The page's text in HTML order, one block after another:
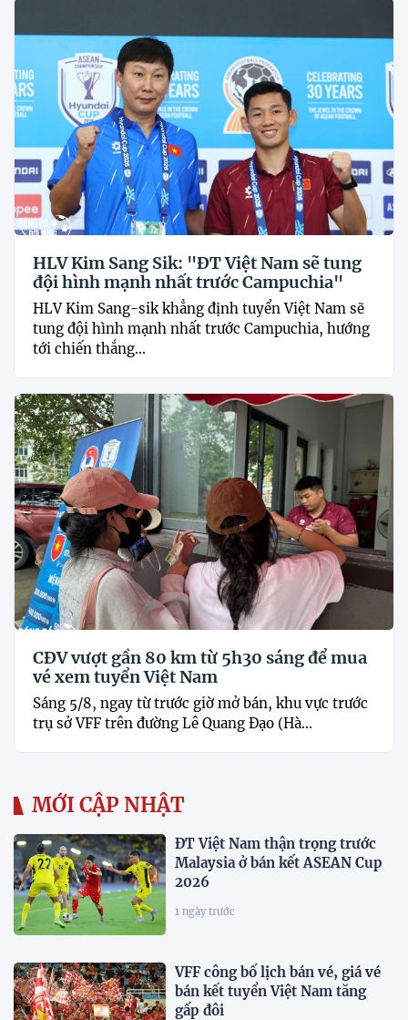
HLV Kim Sang Sik: "ĐT Việt Nam sẽ tung
đội hình mạnh nhất trước Campuchia"
HLV Kim Sang-sik khẳng định tuyển Việt Nam sẽ
tung đội hình mạnh nhất trước Campuchia, hướng
tới chiến thắng...
CĐV vượt gần 80 km từ 5h30 sáng để mua
vé xem tuyển Việt Nam
Sáng 5/8, ngay từ trước giờ mở bán, khu vực trước
trụ sở VFF trên đường Lê Quang Đạo (Hà...
MỚI CẬP NHẬT
ĐT Việt Nam thận trọng trước
Malaysia ở bán kết ASEAN Cup
2026
1 ngày trước
VFF công bố lịch bán vé, giá vé
bán kết tuyển Việt Nam tăng
gấp đôi